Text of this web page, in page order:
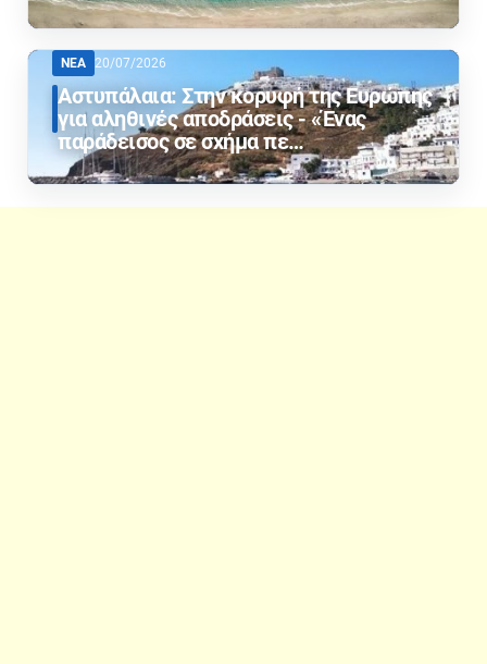
ΝΕΑ 20/07/2026
Αστυπάλαια: Στην κορυφή της Ευρώπης
για αληθινές αποδράσεις - «Ένας
παράδεισος σε σχήμα πε…